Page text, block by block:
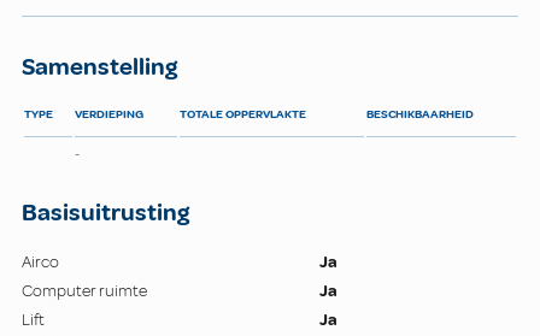
Samenstelling
TYPE VERDIEPING TOTALE OPPERVLAKTE BESCHIKBAARHEID
-
Basisuitrusting
Airco
Ja
Computer ruimte
Ja
Lift
Ja